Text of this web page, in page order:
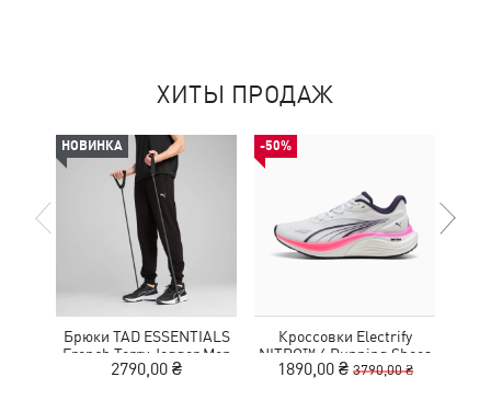
ХИТЫ ПРОДАЖ
НОВИНКА
Брюки TAD ESSENTIALS
French Terry Jogger Men
2790,00 ₴
-50%
Кроссовки Electrify
NITRO™ 4 Running Shoes
Youth
1890,00 ₴ 3790,00 ₴